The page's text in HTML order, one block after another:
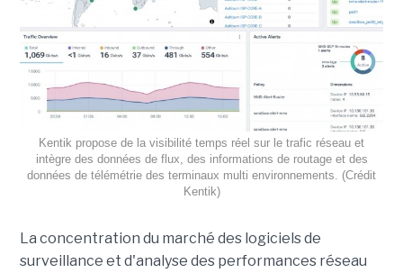
Kentik propose de la visibilité temps réel sur le trafic réseau et
intègre des données de flux, des informations de routage et des
données de télémétrie des terminaux multi environnements. (Crédit
Kentik)
La concentration du marché des logiciels de
surveillance et d'analyse des performances réseau